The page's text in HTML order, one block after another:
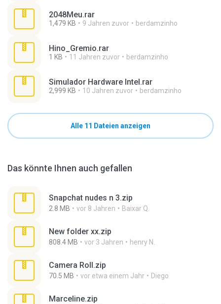
2048Meu.rar
1,479 KB 9 Jahren zuvor berdamzinho
Hino_Gremio.rar
1 KB 11 Jahren zuvor berdamzinho
Simulador Hardware Intel.rar
2,999 KB 10 Jahren zuvor berdamzinho
Alle 11 Dateien anzeigen
Das könnte Ihnen auch gefallen
Snapchat nudes n 3.zip
2.8 MB vor 8 Jahren Baixar Q.
New folder xx.zip
808.4 MB vor 3 Jahren henry N.
Camera Roll.zip
70.5 MB vor etwa einem Jahr Diego
Marceline.zip